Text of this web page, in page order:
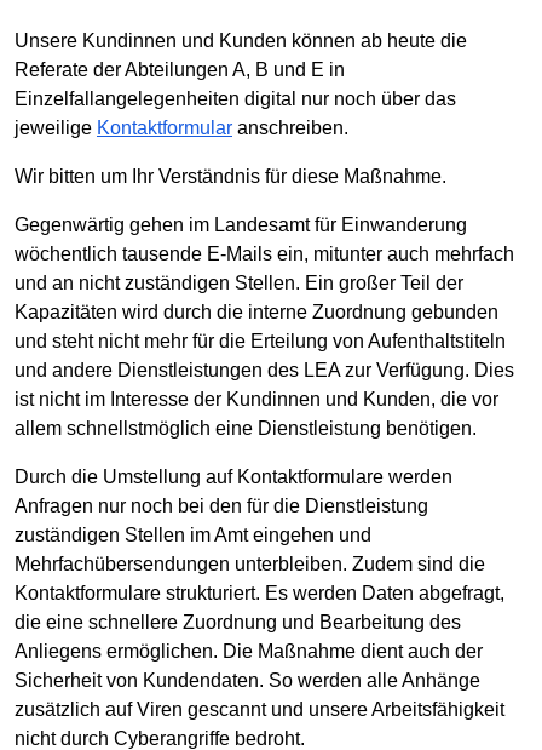
Unsere Kundinnen und Kunden können ab heute die
Referate der Abteilungen A, B und E in
Einzelfallangelegenheiten digital nur noch über das
jeweilige Kontaktformular anschreiben.
Wir bitten um Ihr Verständnis für diese Maßnahme.
Gegenwärtig gehen im Landesamt für Einwanderung
wöchentlich tausende E-Mails ein, mitunter auch mehrfach
und an nicht zuständigen Stellen. Ein großer Teil der
Kapazitäten wird durch die interne Zuordnung gebunden
und steht nicht mehr für die Erteilung von Aufenthaltstiteln
und andere Dienstleistungen des LEA zur Verfügung. Dies
ist nicht im Interesse der Kundinnen und Kunden, die vor
allem schnellstmöglich eine Dienstleistung benötigen.
Durch die Umstellung auf Kontaktformulare werden
Anfragen nur noch bei den für die Dienstleistung
zuständigen Stellen im Amt eingehen und
Mehrfachübersendungen unterbleiben. Zudem sind die
Kontaktformulare strukturiert. Es werden Daten abgefragt,
die eine schnellere Zuordnung und Bearbeitung des
Anliegens ermöglichen. Die Maßnahme dient auch der
Sicherheit von Kundendaten. So werden alle Anhänge
zusätzlich auf Viren gescannt und unsere Arbeitsfähigkeit
nicht durch Cyberangriffe bedroht.